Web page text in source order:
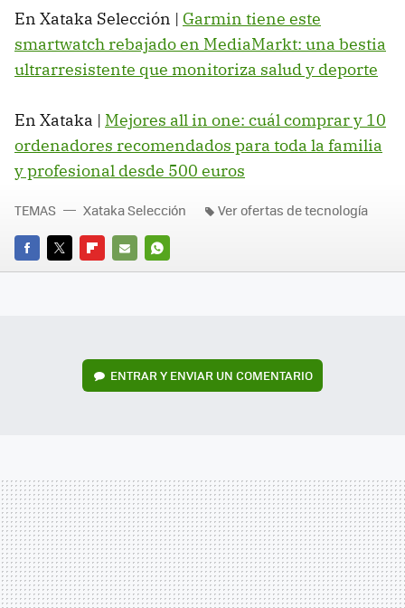
En Xataka Selección | Garmin tiene este
smartwatch rebajado en MediaMarkt: una bestia
ultrarresistente que monitoriza salud y deporte
En Xataka | Mejores all in one: cuál comprar y 10
ordenadores recomendados para toda la familia
y profesional desde 500 euros
FACEBOOK
TWITTERFLIPBOARD
E-
WHATSAPP
TEMAS Xataka Selección Ver ofertas de tecnología
ENTRAR Y ENVIAR UN COMENTARIO